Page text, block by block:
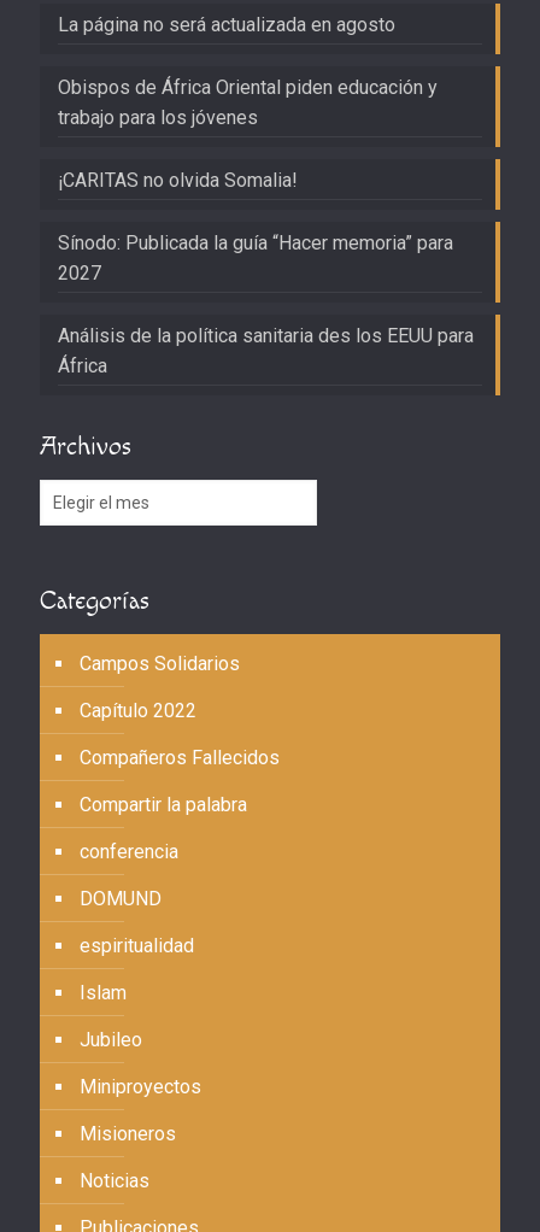
La página no será actualizada en agosto
Obispos de África Oriental piden educación y
trabajo para los jóvenes
¡CARITAS no olvida Somalia!
Sínodo: Publicada la guía “Hacer memoria” para
2027
Análisis de la política sanitaria des los EEUU para
África
Archivos
Archivos
Categorías
Campos Solidarios
Capítulo 2022
Compañeros Fallecidos
Compartir la palabra
conferencia
DOMUND
espiritualidad
Islam
Jubileo
Miniproyectos
Misioneros
Noticias